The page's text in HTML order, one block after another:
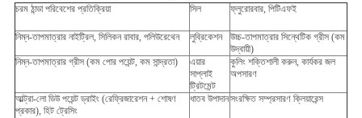
চরম ঠান্ডা পরিবেশের প্রতিক্রিয়া সিল ফ্লুরোরবার, পিটিএফই
নিম্ন-তাপমাত্রার নাইট্রিল, সিলিকন রাবার, পলিউরেথেন লুব্রিকেশন
উচ্চ-তাপমাত্রার সিন্থেটিক গ্রীস (কম
উদ্বায়ী)
নিম্ন-তাপমাত্রার গ্রীস (কম পোর পয়েন্ট, কম সান্দ্রতা)
এয়ার
সাপ্লাই
ট্রিটমেন্ট
কুলিং শক্তিশালী করুন, কার্যকর জল
অপসারণ
আল্ট্রা-লো ডিউ পয়েন্ট ড্রাইং (রেফ্রিজারেশন + শোষণ
প্রকার), হিট ট্রেসিং
ধাতব উপাদানসংরক্ষিত সম্প্রসারণ ক্লিয়ারেন্স